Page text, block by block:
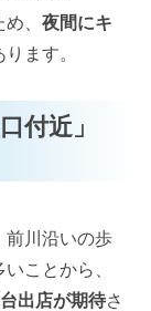
め、夜間にキ
ります。
付近」
前川沿いの歩
ことから、
出店が期待さ